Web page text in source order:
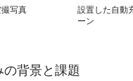
写真
設置した自動
ーン
背景と課題